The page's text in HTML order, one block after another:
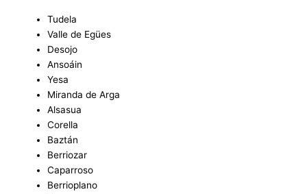
Tudela
Valle de Egües
Desojo
Ansoáin
Yesa
Miranda de Arga
Alsasua
Corella
Baztán
Berriozar
Caparroso
Berrioplano